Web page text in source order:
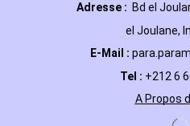
Adresse : Bd el
el Joulane,
E-Mail :
Tel : +212 6
A Propos